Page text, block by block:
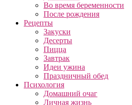
Во время беременности
После рождения
Рецепты
Закуски
Десерты
Пицца
Завтрак
Идеи ужина
Праздничный обед
Психология
Домашний очаг
Личная жизнь